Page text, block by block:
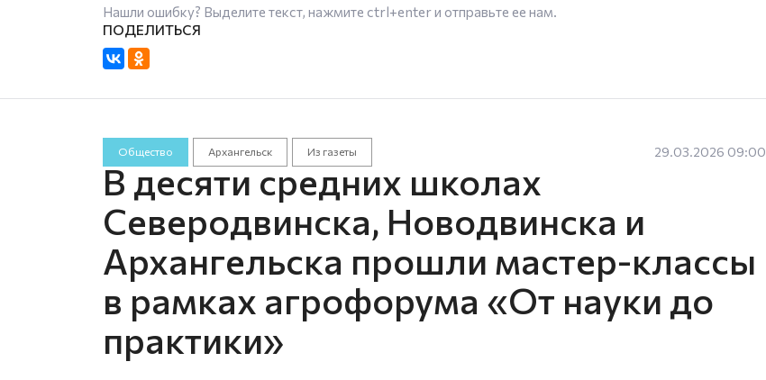
Нашли ошибку? Выделите текст, нажмите ctrl+enterи отправьте ее нам.
Общество Архангельск Из газеты 29.03.2026 09:00
В десяти средних школах
Северодвинска, Новодвинска и
Архангельска прошли мастер-классы
в рамках агрофорума «От науки до
практики»